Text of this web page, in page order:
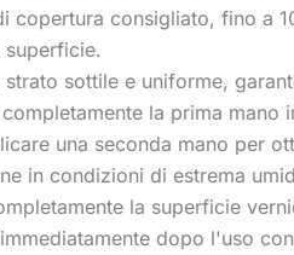
copertura consigliato, fino a
sottile e uniforme,
la prima
una seconda mano per
in condizioni di estrema
la superficie
dopo l'uso